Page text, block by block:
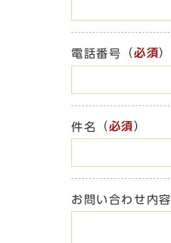
電話番号 （必須）
件名 （必須）
お問い合わせ内容